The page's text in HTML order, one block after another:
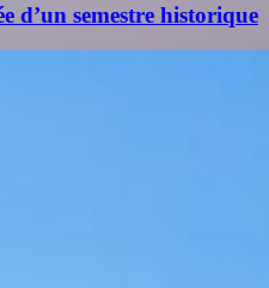
d’un semestre historique